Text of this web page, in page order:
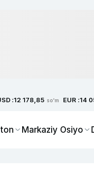
:12 178,85 so'm EUR :14
Markaziy Osiyo